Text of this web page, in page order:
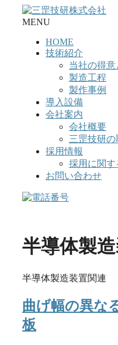
MENU
HOME
技術紹介
当社の得
製造工程
製作事例
導入設備
会社案内
会社概要
三罡技研の
採用情報
採用に関
お問い合わせ
半導体製
半導体製造装置関連
曲げ幅の異な
板